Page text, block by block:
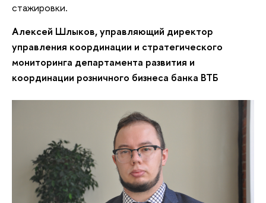
стажировки.
Алексей Шлыков, управляющий директор
управления координации и стратегического
мониторинга департамента развития и
координации розничного бизнеса банка ВТБ